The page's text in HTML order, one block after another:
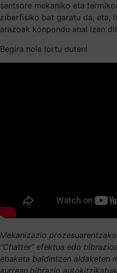
sentsore mekaniko eta
ziberfisiko bat garatu da, eta,
arazoak konpondu ahal izan
Begira nola lortu duten!
Mekanizazio
“Chatter” efektua edo
ebaketa baldintzen aldaketen
aurrean,bibrazio